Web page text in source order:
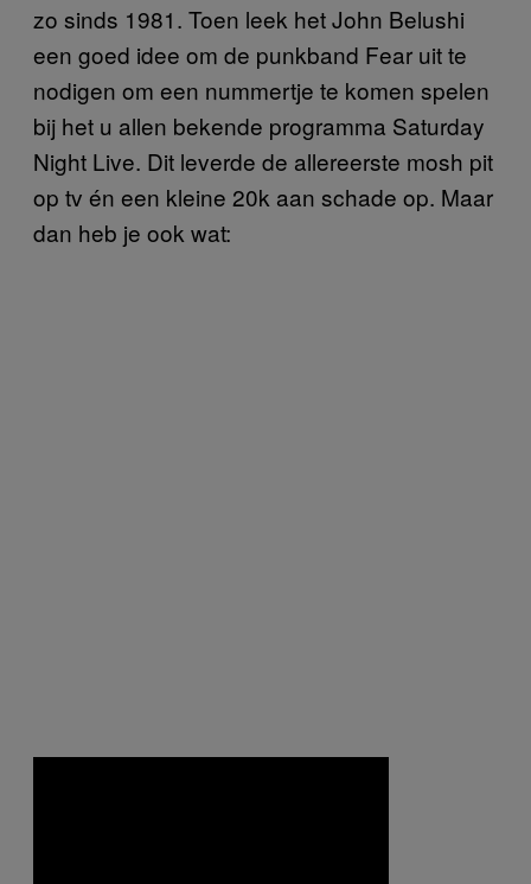
zo sinds 1981. Toen leek het John Belushi
een goed idee om de punkband Fear uit te
nodigen om een nummertje te komen spelen
bij het u allen bekende programma Saturday
Night Live. Dit leverde de allereerste mosh pit
op tv én een kleine 20k aan schade op. Maar
dan heb je ook wat: